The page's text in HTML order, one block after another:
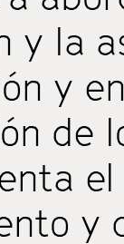
y la
y
de
y